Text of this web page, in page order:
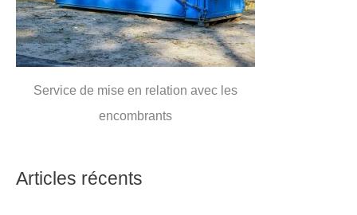
Service de mise en relation avec les
encombrants
Articles récents